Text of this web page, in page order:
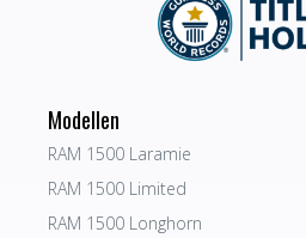
Modellen
RAM 1500 Laramie
RAM 1500 Limited
RAM 1500 Longhorn